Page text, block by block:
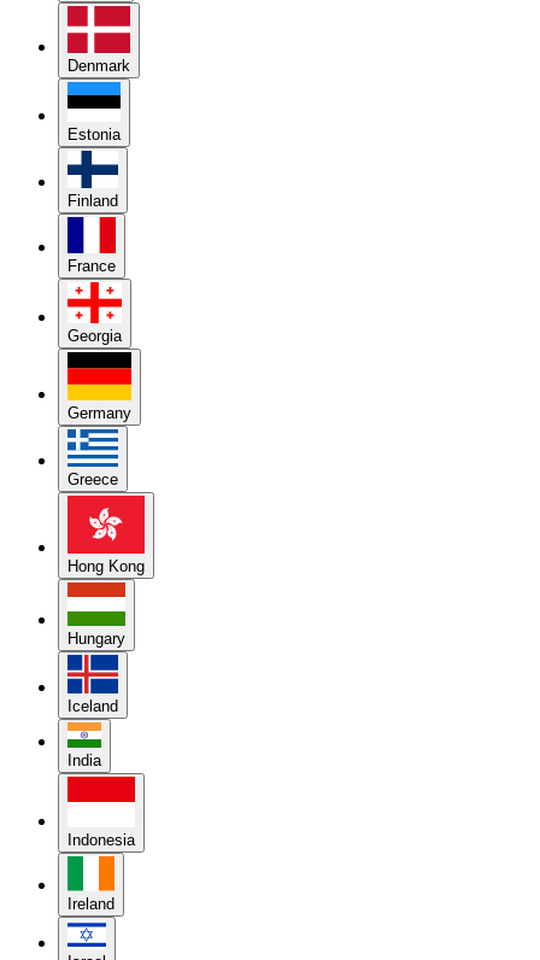
Denmark
Estonia
Finland
France
Georgia
Germany
Greece
Hong Kong
Hungary
Iceland
India
Indonesia
Ireland